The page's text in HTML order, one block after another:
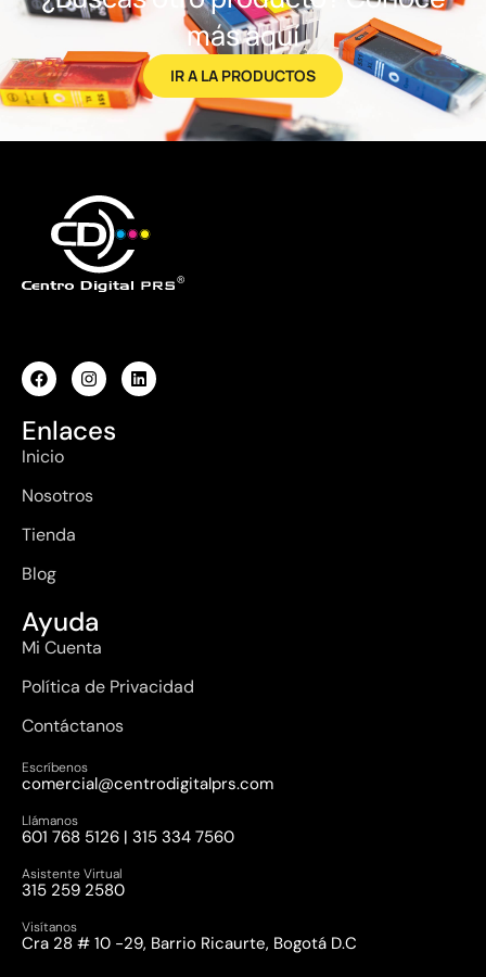
más aquí
IR A LA PRODUCTOS
Enlaces
Inicio
Nosotros
Tienda
Blog
Ayuda
Mi Cuenta
Política de Privacidad
Contáctanos
Escríbenos
comercial@centrodigitalprs.com
Llámanos
601 768 5126 | 315 334 7560
Asistente Virtual
315 259 2580
Visítanos
Cra 28 # 10 -29, Barrio Ricaurte, Bogotá D.C